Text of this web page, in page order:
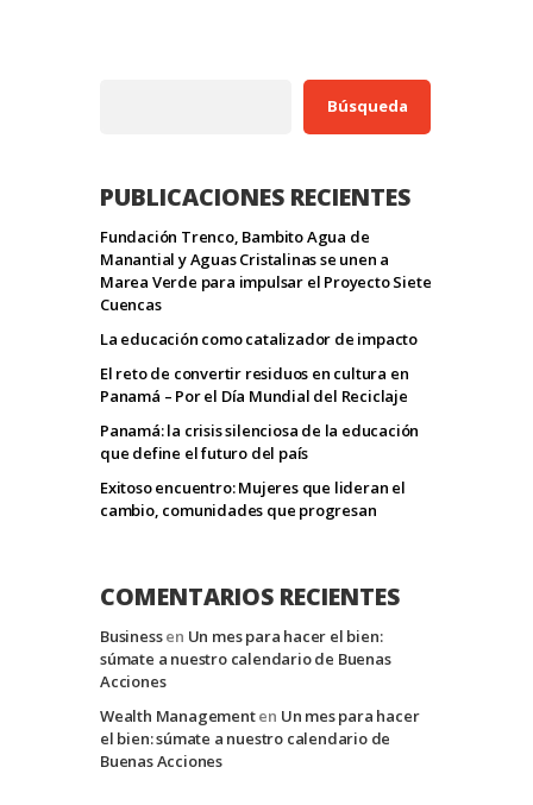
Búsqueda
PUBLICACIONES RECIENTES
Fundación Trenco, Bambito Agua de
Manantial y Aguas Cristalinas se unen a
Marea Verde para impulsar el Proyecto Siete
Cuencas
La educación como catalizador de impacto
El reto de convertir residuos en cultura en
Panamá – Por el Día Mundial del Reciclaje
Panamá: la crisis silenciosa de la educación
que define el futuro del país
Exitoso encuentro: Mujeres que lideran el
cambio, comunidades que progresan
COMENTARIOS RECIENTES
Businessen Un mes para hacer el bien:
súmate a nuestro calendario de Buenas
Acciones
Wealth Managementen Un mes para hacer
el bien: súmate a nuestro calendario de
Buenas Acciones